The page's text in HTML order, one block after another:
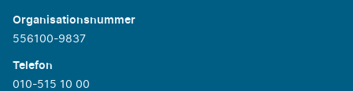
Organisationsnummer
556100-9837
Telefon
010-515 10 00